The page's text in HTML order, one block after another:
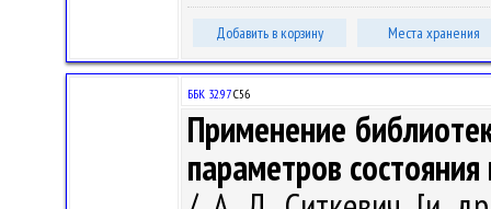
Добавить в корзину Места хранения
ББК 32.97С56
Применение
параметров